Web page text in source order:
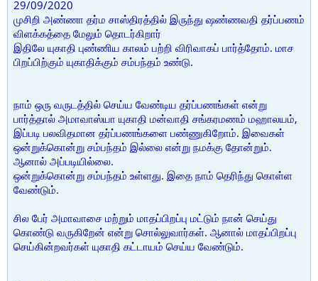
29/09/2020
முசிறி அண்ணா தர்ம சாஸ்திரத்தில் இருந்து ஷண்ணவதி தர்ப்பணம்
விளக்கத்தை மேலும் தொடர்கிறார்
இதிலே யுகாதி புண்ணிய காலம் பற்றி விரிவாகப் பார்த்தோம். மாச
பிறப்பிற்கும் யுகாதிக்கும் சம்பந்தம் உண்டு.
நாம் ஒரு வருடத்தில் செய்ய வேண்டிய தர்ப்பணங்கள் என்று
பார்த்தால் அமாவாஸ்யா யுகாதி மன்வாதி சங்கரமணம் மஹாலயம்,
இப்படி பலவிதமான தர்ப்பணங்களை பண்ணுகிறோம். இவைகள்
ஒன்றுக்கொன்று சம்பந்தம் இல்லை என்று நமக்கு தோன்றும்.
ஆனால் அப்படியில்லை.
ஒன்றுக்கொன்று சம்பந்தம் உள்ளது. இதை நாம் தெரிந்து கொள்ள
வேண்டும்.
சில பேர் அமாவாசை மற்றும் மாதப்பிறப்பு மட்டும் நான் செய்து
கொண்டு வருகிறேன் என்று சொல்லுவார்கள். ஆனால் மாதப்பிறப்பு
செய்கின்றவர்கள் யுகாதி கட்டாயம் செய்ய வேண்டும்.